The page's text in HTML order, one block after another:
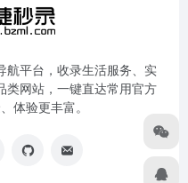
航平台，收录生活服务、实
类网站，一键直达常用官方
体验更丰富。